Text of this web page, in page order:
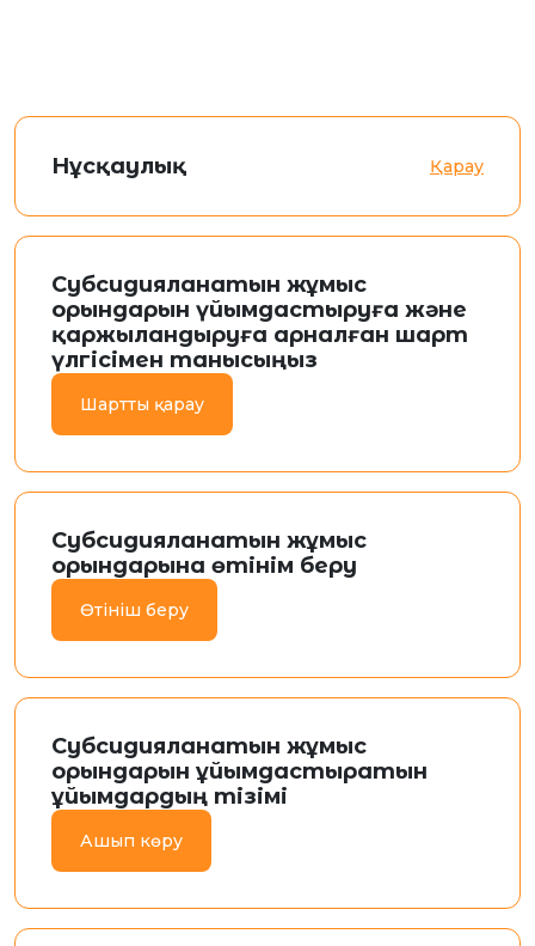
Нұсқаулық Қарау
Субсидияланатын жұмыс
орындарын үйымдастыруға және
қаржыландыруға арналған шарт
үлгісімен танысыңыз
Шартты қарау
Субсидияланатын жұмыс
орындарына өтінім беру
Өтініш беру
Субсидияланатын жұмыс
орындарын ұйымдастыратын
ұйымдардың тізімі
Ашып көру